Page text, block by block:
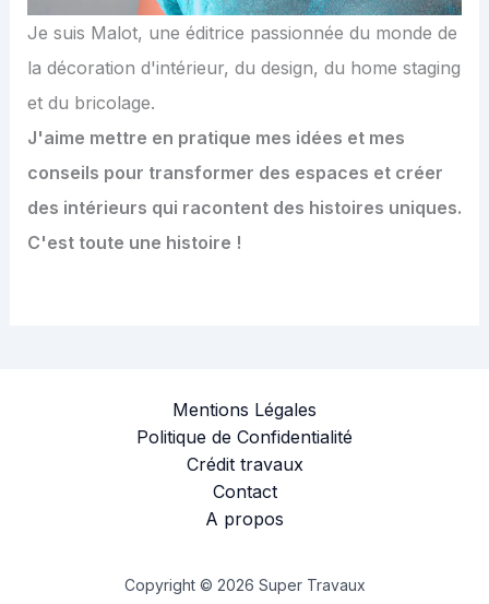
Je suis Malot, une éditrice passionnée du monde de
la décoration d'intérieur, du design, du home staging
et du bricolage.
J'aime mettre en pratique mes idées et mes
conseils pour transformer des espaces et créer
des intérieurs qui racontent des histoires uniques.
C'est toute une histoire !
Mentions Légales
Politique de Confidentialité
Crédit travaux
Contact
A propos
Copyright © 2026 Super Travaux